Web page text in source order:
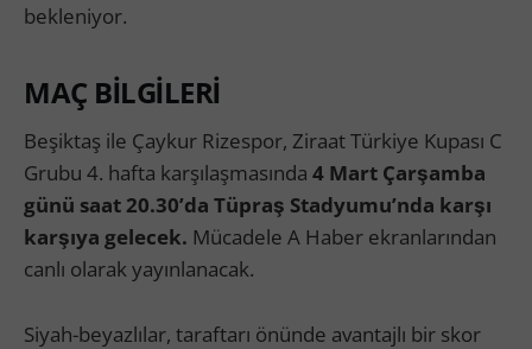
bekleniyor.
MAÇ BİLGİLERİ
Beşiktaş ile Çaykur Rizespor, Ziraat Türkiye Kupası C
Grubu 4. hafta karşılaşmasında 4 Mart Çarşamba
günü saat 20.30’da Tüpraş Stadyumu’nda karşı
karşıya gelecek. Mücadele A Haber ekranlarından
canlı olarak yayınlanacak.
Siyah-beyazlılar, taraftarı önünde avantajlı bir skor